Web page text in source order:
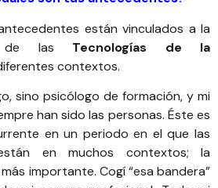
están vinculados a la
de las Tecnologías de la
contextos.
sino psicólogo de formación, y mi
han sido las personas. Éste es
en un periodo en el que las
en muchos contextos; la
importante. Cogí “esa bandera”